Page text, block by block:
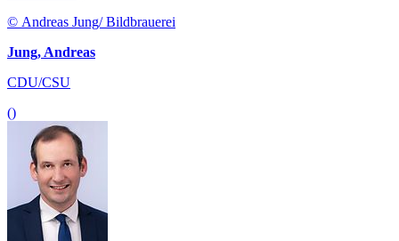
© Andreas Jung/ Bildbrauerei
Jung, Andreas
CDU/CSU
()